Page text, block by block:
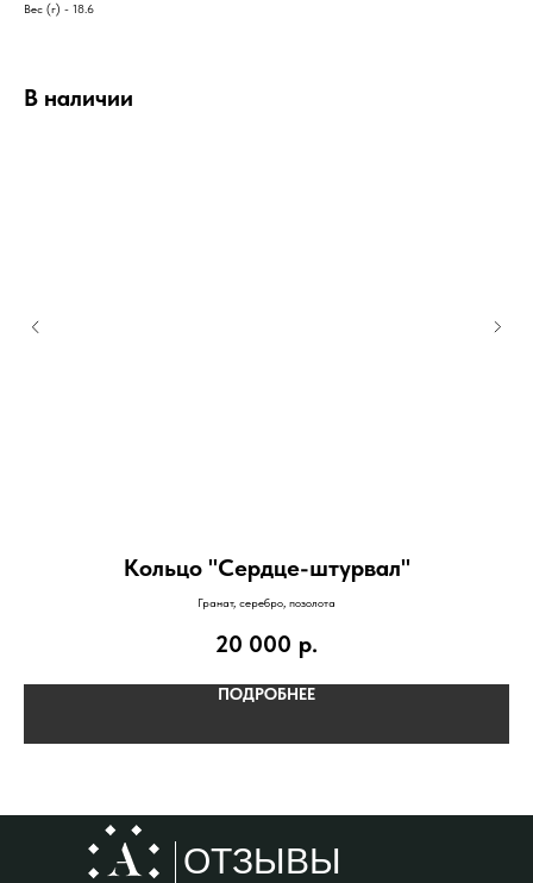
Вес (г) - 18.6
В наличии
Кольцо "Сердце-штурвал"
Гранат, серебро, позолота
20 000 р.
ПОДРОБНЕЕ
ОТЗЫВЫ